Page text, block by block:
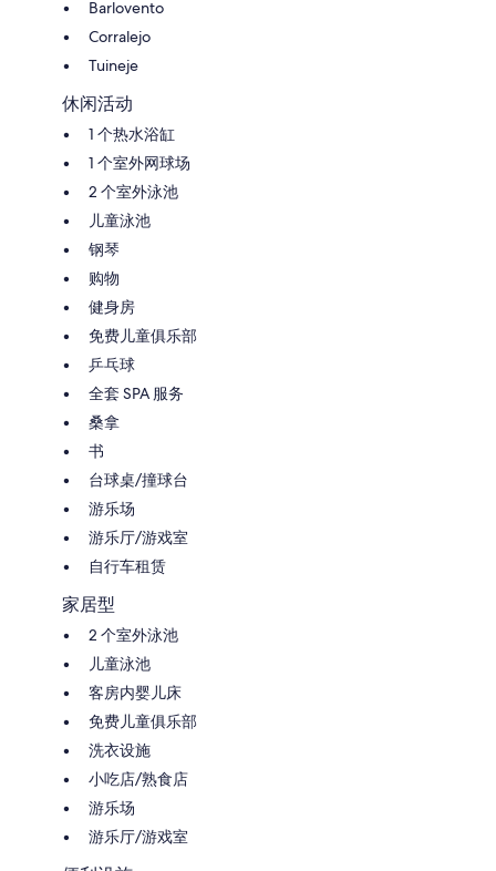
Barlovento
Corralejo
Tuineje
休闲活动
1 个热水浴缸
1 个室外网球场
2 个室外泳池
儿童泳池
钢琴
购物
健身房
免费儿童俱乐部
乒乓球
全套 SPA 服务
桑拿
书
台球桌/撞球台
游乐场
游乐厅/游戏室
自行车租赁
家居型
2 个室外泳池
儿童泳池
客房内婴儿床
免费儿童俱乐部
洗衣设施
小吃店/熟食店
游乐场
游乐厅/游戏室